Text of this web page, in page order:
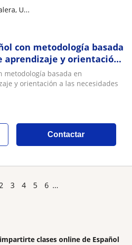
U...
con metodología basada
aprendizaje y orientación
cada estudiante
metodología basada en
y orientación a las necesidades
Contactar
3 4 5 6 ...
clases online de Español